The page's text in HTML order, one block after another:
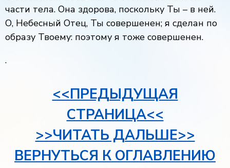
части тела. Она здорова, поскольку Ты – в ней.
О, Небесный Отец, Ты совершенен; я сделан по
образу Твоему: поэтому я тоже совершенен.
.
<<ПРЕДЫДУЩАЯ
СТРАНИЦА<<
>>ЧИТАТЬ ДАЛЬШЕ>>
ВЕРНУТЬСЯ К ОГЛАВЛЕНИЮ